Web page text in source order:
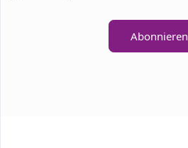
Abonnieren